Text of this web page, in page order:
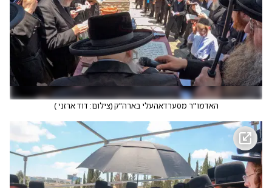
האדמו''ר מסערדאהעלי בארה"ק(צילום: דוד ארזני)